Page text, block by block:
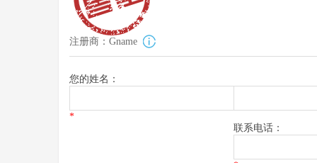
注册商：Gname
您的姓名：
*
联系电话：